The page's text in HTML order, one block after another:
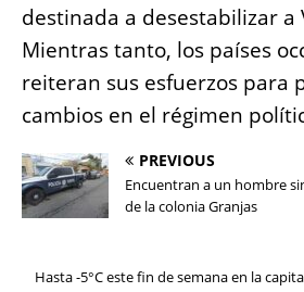
destinada a desestabilizar a
Mientras tanto, los países
reiteran sus esfuerzos para
cambios en el régimen
PREVIOUS
Encuentran a un hombre
de la colonia Granjas
Hasta -5°C este fin de semana en la